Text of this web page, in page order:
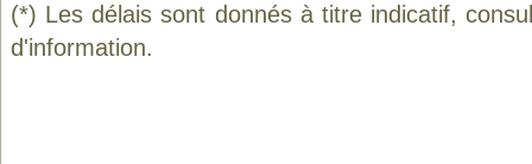
(*) Les délais sont donnés à titre indicatif,
d'information.